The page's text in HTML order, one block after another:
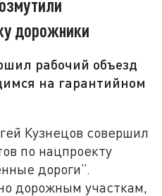
дорожники
рабочий объезд
на гарантийном
Кузнецов совершил
по нацпроекту
дороги”.
дорожным участкам,